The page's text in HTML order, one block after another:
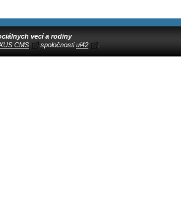
vecí a rodiny
CMS spoločnostiui42